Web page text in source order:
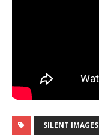
SILENT IMAGES